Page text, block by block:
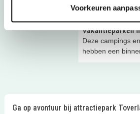
Voorkeuren
jij en je peuter een
originele
drie) personen op
slapen in een
in een drakenei;
keer leuker met
Vakantieparken
Deze campings
hebben een
Ga op avontuur bij attractiepark